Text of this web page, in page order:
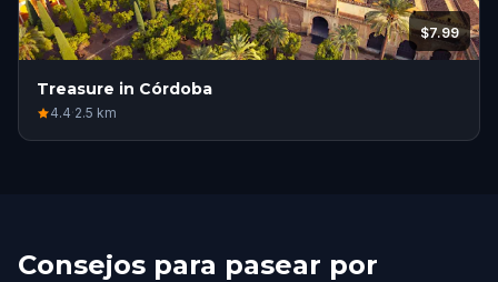
$7.99
Treasure in Córdoba
4.4·2.5 km
Consejos para pasear por